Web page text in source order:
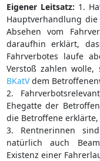
Eigener Leitsatz: 1.
Hauptverhandlung
Absehen vom
daraufhin erklärt,
Fahrverbotes laufe
Verstoß zahlen
BKatVdem
2.
Ehegatte der
die Betroffene
3. Rentnerinnen
natürlich auch
Existenz einer